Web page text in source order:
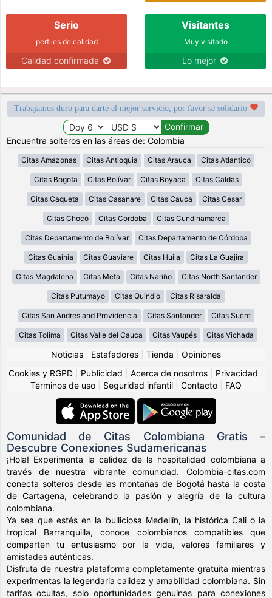
Serio
perfiles de calidad
Calidad confirmada
Visitantes
Muy visitado
Lo mejor
Trabajamos duro para darte el mejor servicio, por favor sé solidario
Encuentra solteros en las áreas de: Colombia
Citas Amazonas Citas Antioquia Citas Arauca Citas Atlantico
Citas Bogota Citas Bolívar Citas Boyaca Citas Caldas
Citas Caqueta Citas Casanare Citas Cauca Citas Cesar
Citas Chocó Citas Cordoba Citas Cundinamarca
Citas Departamento de Bolívar Citas Departamento de Córdoba
Citas Guainia Citas Guaviare Citas Huila Citas La Guajira
Citas Magdalena Citas Meta Citas Nariño Citas North Santander
Citas Putumayo Citas Quindio Citas Risaralda
Citas San Andres and Providencia Citas Santander Citas Sucre
Citas Tolima Citas Valle del Cauca Citas Vaupés Citas Vichada
Noticias Estafadores Tienda
Opiniones
Cookies y RGPD
Publicidad Acerca de nosotros Privacidad
Términos de uso
Seguridad infantil Contacto FAQ
Comunidad de Citas Colombiana Gratis –
Descubre Conexiones Sudamericanas
¡Hola! Experimenta la calidez de la hospitalidad colombiana a
través de nuestra vibrante comunidad. Colombia-citas.com
conecta solteros desde las montañas de Bogotá hasta la costa
de Cartagena, celebrando la pasión y alegría de la cultura
colombiana.
Ya sea que estés en la bulliciosa Medellín, la histórica Cali o la
tropical Barranquilla, conoce colombianos compatibles que
comparten tu entusiasmo por la vida, valores familiares y
amistades auténticas.
Disfruta de nuestra plataforma completamente gratuita mientras
experimentas la legendaria calidez y amabilidad colombiana. Sin
tarifas ocultas, solo oportunidades genuinas para conexiones